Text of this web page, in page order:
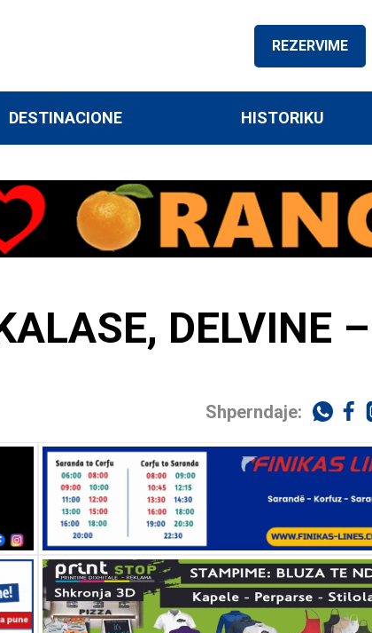
REZERVIME
DESTINACIONE HISTORIKU
DELVINE
Shperndaje: